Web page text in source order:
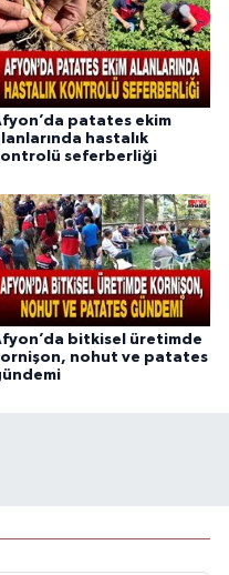
patates ekim
hastalık
seferberliği
bitkisel üretimde
nohut ve patates